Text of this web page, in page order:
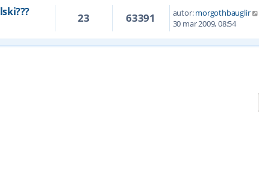
23 63391 autor:morgothbauglir
30 mar 2009, 08:54